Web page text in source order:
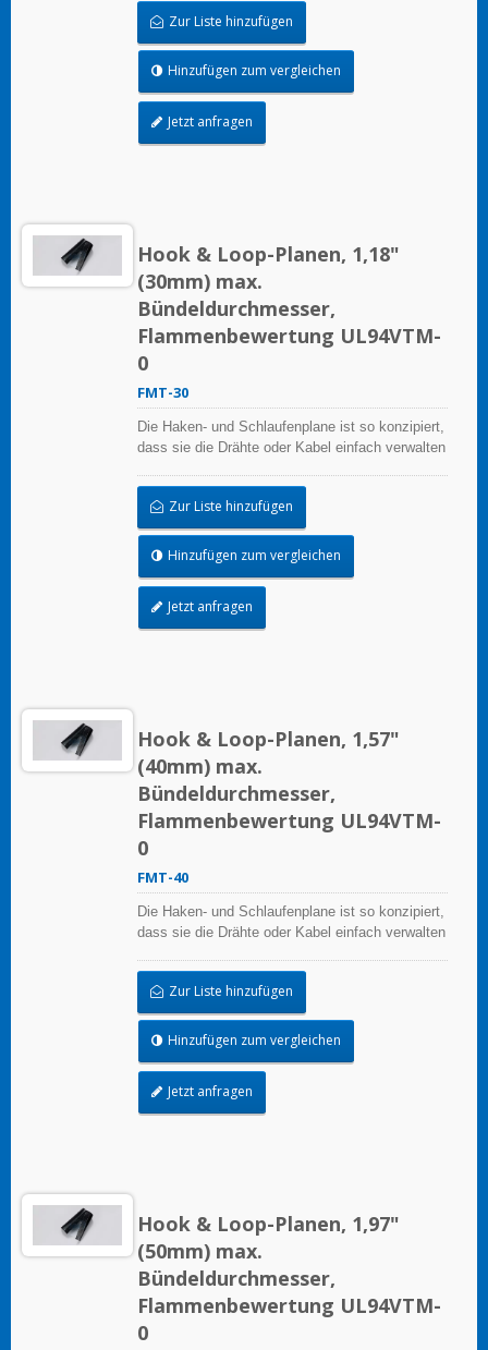
Zur Liste hinzufügen
Hinzufügen zum vergleichen
Jetzt anfragen
Hook & Loop-Planen, 1,18"
(30mm) max.
Bündeldurchmesser,
Flammenbewertung UL94VTM-
0
FMT-30
Die Haken- und Schlaufenplane ist so konzipiert,
dass sie die Drähte oder Kabel einfach verwalten
Zur Liste hinzufügen
Hinzufügen zum vergleichen
Jetzt anfragen
Hook & Loop-Planen, 1,57"
(40mm) max.
Bündeldurchmesser,
Flammenbewertung UL94VTM-
0
FMT-40
Die Haken- und Schlaufenplane ist so konzipiert,
dass sie die Drähte oder Kabel einfach verwalten
Zur Liste hinzufügen
Hinzufügen zum vergleichen
Jetzt anfragen
Hook & Loop-Planen, 1,97"
(50mm) max.
Bündeldurchmesser,
Flammenbewertung UL94VTM-
0